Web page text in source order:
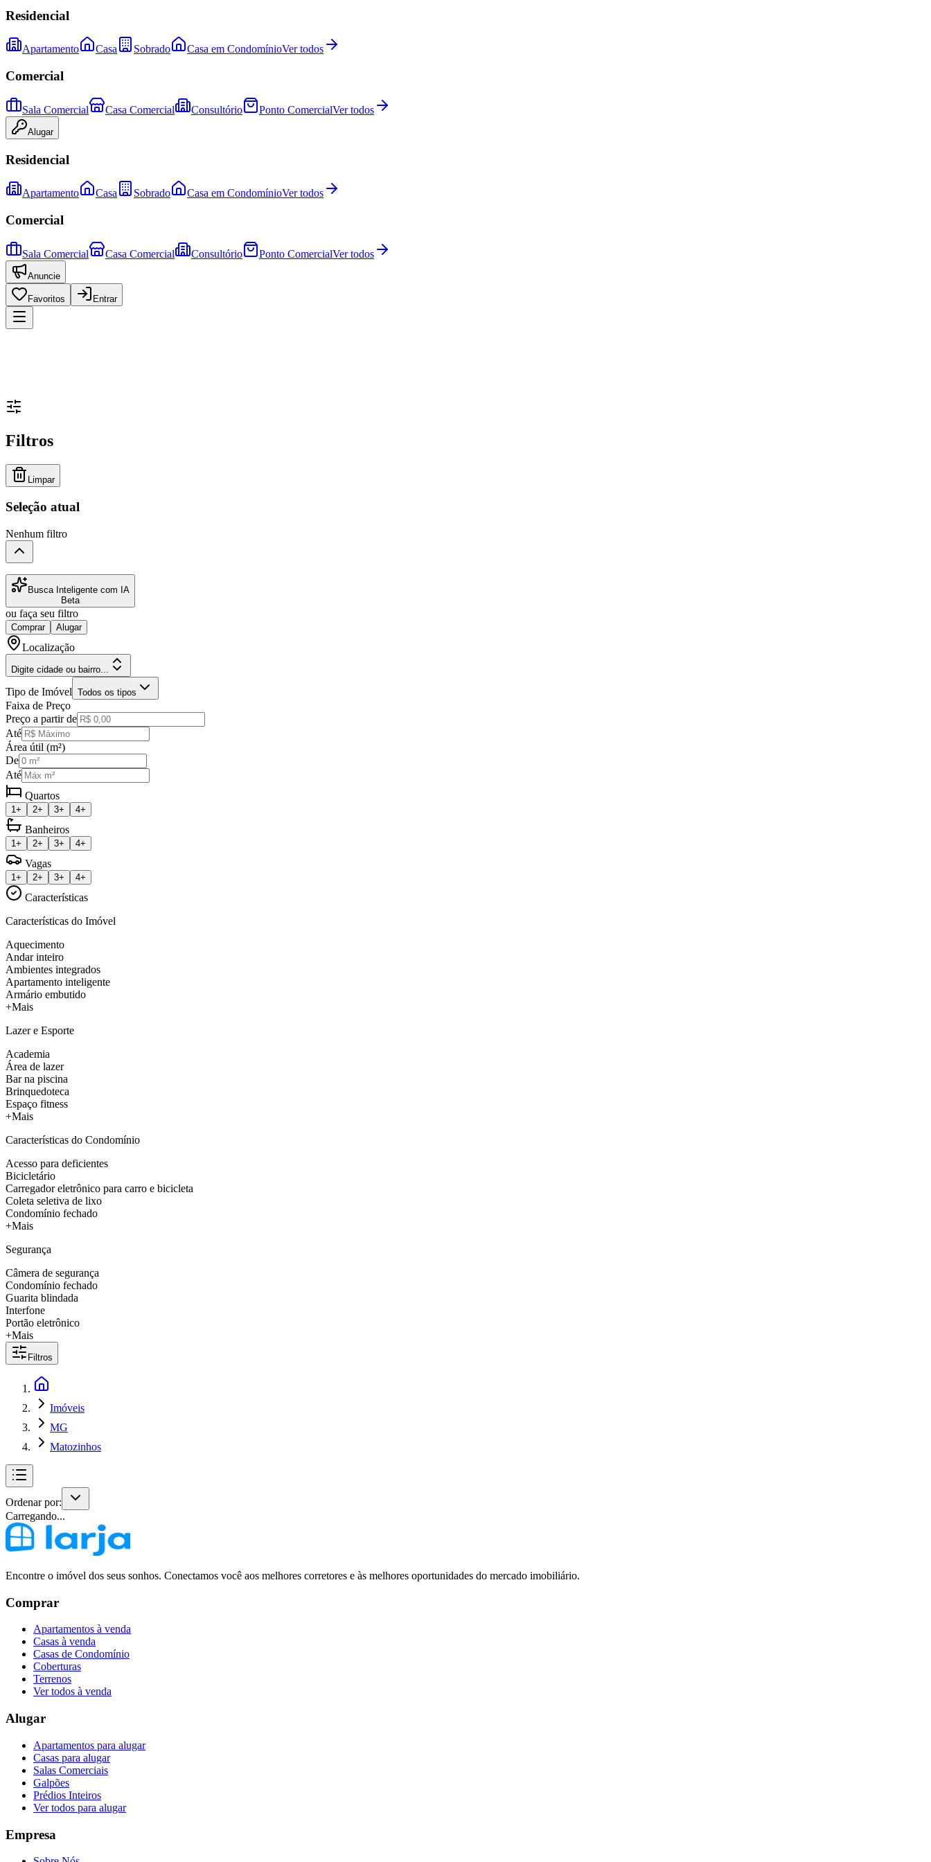
Residencial
Apartamento Casa Sobrado Casa em CondomínioVer todos
Comercial
Sala Comercial Casa Comercial Consultório Ponto ComercialVer todos
Alugar
Residencial
Apartamento Casa Sobrado Casa em CondomínioVer todos
Comercial
Sala Comercial Casa Comercial Consultório Ponto ComercialVer todos
Anuncie
Favoritos Entrar
Filtros
Limpar
Seleção atual
Nenhum filtro
Busca Inteligente com IA
Beta
ou faça seu filtro
Comprar Alugar
Localização
Digite cidade ou bairro...
Tipo de Imóvel Todos os tipos
Faixa de Preço
Preço a partir de
Até
Área útil (m²)
De
Até
Quartos
1+ 2+ 3+ 4+
Banheiros
1+ 2+ 3+ 4+
Vagas
1+ 2+ 3+ 4+
Características
Características do Imóvel
Aquecimento
Andar inteiro
Ambientes integrados
Apartamento inteligente
Armário embutido
+Mais
Lazer e Esporte
Academia
Área de lazer
Bar na piscina
Brinquedoteca
Espaço fitness
+Mais
Características do Condomínio
Acesso para deficientes
Bicicletário
Carregador eletrônico para carro e bicicleta
Coleta seletiva de lixo
Condomínio fechado
+Mais
Segurança
Câmera de segurança
Condomínio fechado
Guarita blindada
Interfone
Portão eletrônico
+Mais
Filtros
Imóveis
MG
Matozinhos
Ordenar por:
Carregando...
Encontre o imóvel dos seus sonhos. Conectamos você aos melhores corretores e às melhores oportunidades do mercado imobiliário.
Comprar
Apartamentos à venda
Casas à venda
Casas de Condomínio
Coberturas
Terrenos
Ver todos à venda
Alugar
Apartamentos para alugar
Casas para alugar
Salas Comerciais
Galpões
Prédios Inteiros
Ver todos para alugar
Empresa